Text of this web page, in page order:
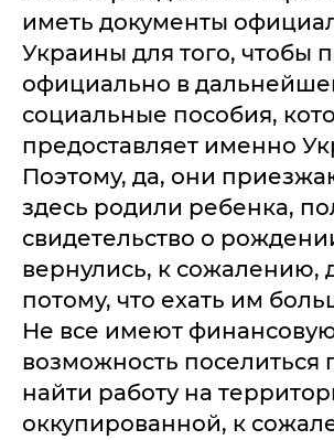
иметь документы
Украины для того, чтобы
официально в
социальные пособия,
предоставляет именно
Поэтому, да, они
здесь родили ребенка,
свидетельство о
вернулись, к сожалению,
потому, что ехать им
Не все имеют
возможность поселиться
найти работу на
оккупированной, к